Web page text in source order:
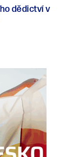
dědictví v